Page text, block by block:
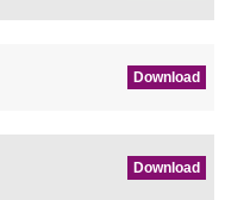
Download
Download